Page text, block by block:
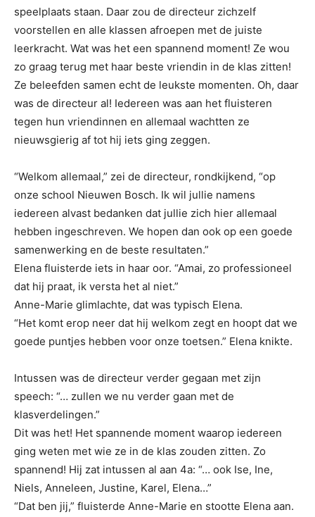
speelplaats staan. Daar zou de directeur zichzelf
voorstellen en alle klassen afroepen met de juiste
leerkracht. Wat was het een spannend moment! Ze wou
zo graag terug met haar beste vriendin in de klas zitten!
Ze beleefden samen echt de leukste momenten. Oh, daar
was de directeur al! Iedereen was aan het fluisteren
tegen hun vriendinnen en allemaal wachtten ze
nieuwsgierig af tot hij iets ging zeggen.
“Welkom allemaal,” zei de directeur, rondkijkend, “op
onze school Nieuwen Bosch. Ik wil jullie namens
iedereen alvast bedanken dat jullie zich hier allemaal
hebben ingeschreven. We hopen dan ook op een goede
samenwerking en de beste resultaten.”
Elena fluisterde iets in haar oor. “Amai, zo professioneel
dat hij praat, ik versta het al niet.”
Anne-Marie glimlachte, dat was typisch Elena.
“Het komt erop neer dat hij welkom zegt en hoopt dat we
goede puntjes hebben voor onze toetsen.” Elena knikte.
Intussen was de directeur verder gegaan met zijn
speech: “… zullen we nu verder gaan met de
klasverdelingen.”
Dit was het! Het spannende moment waarop iedereen
ging weten met wie ze in de klas zouden zitten. Zo
spannend! Hij zat intussen al aan 4a: “… ook Ise, Ine,
Niels, Anneleen, Justine, Karel, Elena…”
“Dat ben jij,” fluisterde Anne-Marie en stootte Elena aan.